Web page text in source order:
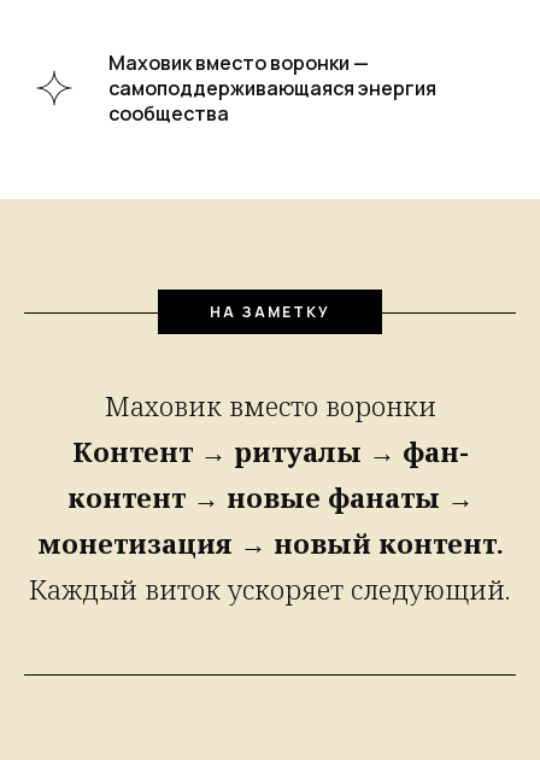
Маховик вместо воронки —
самоподдерживающаяся энергия
сообщества
НА ЗАМЕТКУ
Маховик вместо воронки
Контент → ритуалы → фан-
контент → новые фанаты →
монетизация → новый контент.
Каждый виток ускоряет следующий.